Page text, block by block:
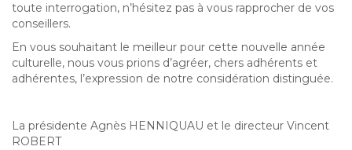
toute interrogation, n’hésitez pas à vous rapprocher de vos
conseillers.
En vous souhaitant le meilleur pour cette nouvelle année
culturelle, nous vous prions d’agréer, chers adhérents et
adhérentes, l’expression de notre considération distinguée.
La présidente Agnès HENNIQUAU et le directeur Vincent
ROBERT